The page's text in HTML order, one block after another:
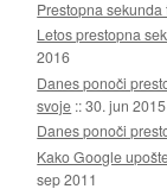
Prestopna
Letos prestopna
2016
Danes ponoči
svoje ::30. jun 2015
Danes ponoči
Kako Google
sep 2011